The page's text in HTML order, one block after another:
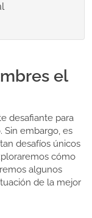
el
desafiante para
Sin embargo, es
desafíos únicos
cómo
algunos
de la mejor